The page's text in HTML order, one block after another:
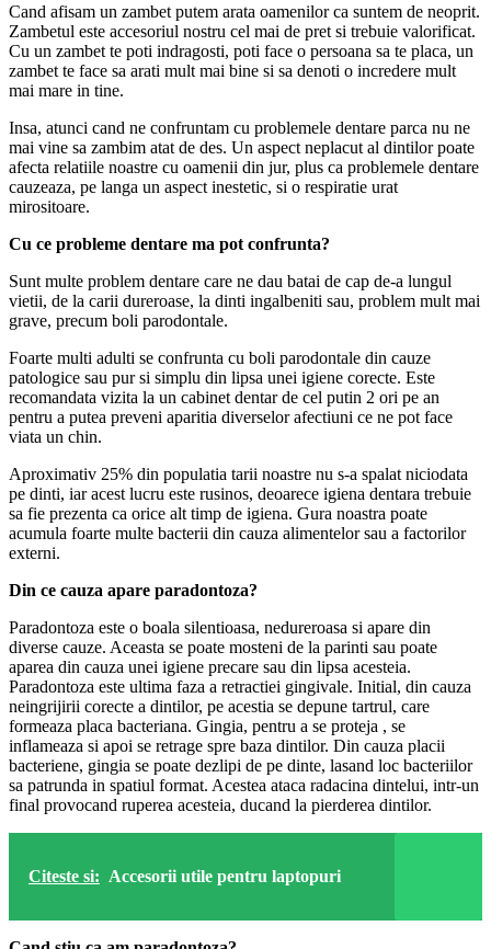
Cand afisam un zambet putem arata oamenilor ca suntem de neoprit.
Zambetul este accesoriul nostru cel mai de pret si trebuie valorificat.
Cu un zambet te poti indragosti, poti face o persoana sa te placa, un
zambet te face sa arati mult mai bine si sa denoti o incredere mult
mai mare in tine.
Insa, atunci cand ne confruntam cu problemele dentare parca nu ne
mai vine sa zambim atat de des. Un aspect neplacut al dintilor poate
afecta relatiile noastre cu oamenii din jur, plus ca problemele dentare
cauzeaza, pe langa un aspect inestetic, si o respiratie urat
mirositoare.
Cu ce probleme dentare ma pot confrunta?
Sunt multe problem dentare care ne dau batai de cap de-a lungul
vietii, de la carii dureroase, la dinti ingalbeniti sau, problem mult mai
grave, precum boli parodontale.
Foarte multi adulti se confrunta cu boli parodontale din cauze
patologice sau pur si simplu din lipsa unei igiene corecte. Este
recomandata vizita la un cabinet dentar de cel putin 2 ori pe an
pentru a putea preveni aparitia diverselor afectiuni ce ne pot face
viata un chin.
Aproximativ 25% din populatia tarii noastre nu s-a spalat niciodata
pe dinti, iar acest lucru este rusinos, deoarece igiena dentara trebuie
sa fie prezenta ca orice alt timp de igiena. Gura noastra poate
acumula foarte multe bacterii din cauza alimentelor sau a factorilor
externi.
Din ce cauza apare paradontoza?
Paradontoza este o boala silentioasa, nedureroasa si apare din
diverse cauze. Aceasta se poate mosteni de la parinti sau poate
aparea din cauza unei igiene precare sau din lipsa acesteia.
Paradontoza este ultima faza a retractiei gingivale. Initial, din cauza
neingrijirii corecte a dintilor, pe acestia se depune tartrul, care
formeaza placa bacteriana. Gingia, pentru a se proteja , se
inflameaza si apoi se retrage spre baza dintilor. Din cauza placii
bacteriene, gingia se poate dezlipi de pe dinte, lasand loc bacteriilor
sa patrunda in spatiul format. Acestea ataca radacina dintelui, intr-un
final provocand ruperea acesteia, ducand la pierderea dintilor.
Citeste si: Accesorii utile pentru laptopuri